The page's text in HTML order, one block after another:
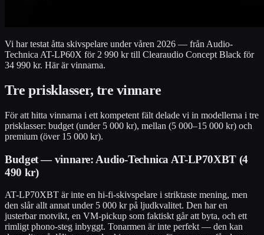
Vi har testat åtta skivspelare under våren 2026 — från Audio-
Technica AT-LP60X för 2 990 kr till Clearaudio Concept Black för
34 990 kr. Här är vinnarna.
Tre prisklasser, tre vinnare
För att hitta vinnarna i ett kompetent fält delade vi in modellerna i tre
prisklasser: budget (under 5 000 kr), mellan (5 000–15 000 kr) och
premium (över 15 000 kr).
Budget — vinnare: Audio-Technica AT-LP70XBT (4
490 kr)
AT-LP70XBT är inte en hi-fi-skivspelare i striktaste mening, men
den slår allt annat under 5 000 kr på ljudkvalitet. Den har en
justerbar motvikt, en VM-pickup som faktiskt går att byta, och ett
rimligt phono-steg inbyggt. Tonarmen är inte perfekt — den kan